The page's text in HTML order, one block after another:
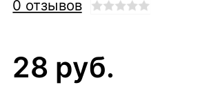
0 отзывов
28 руб.